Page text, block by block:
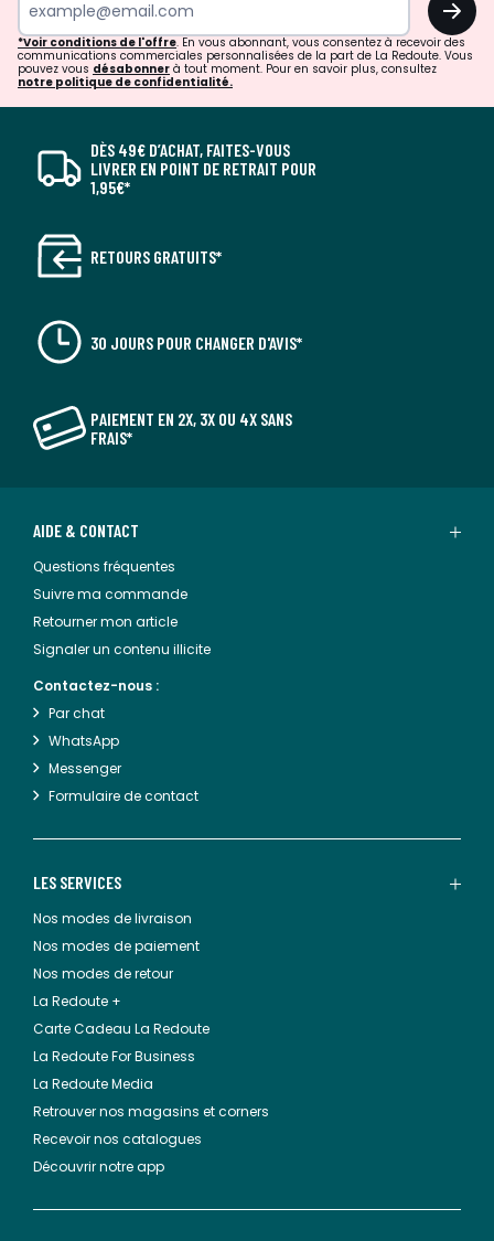
*Voir conditions de l'offre. En vous abonnant, vous consentez à recevoir des
communications commerciales personnalisées de la part de La Redoute. Vous
pouvez vous désabonner à tout moment. Pour en savoir plus, consultez
notre politique de confidentialité.
DÈS 49€ D’ACHAT, FAITES-VOUS
LIVRER EN POINT DE RETRAIT POUR
1,95€*
RETOURS GRATUITS*
30 JOURS POUR CHANGER D'AVIS*
PAIEMENT EN 2X, 3X OU 4X SANS
FRAIS*
AIDE & CONTACT
Questions fréquentes
Suivre ma commande
Retourner mon article
Signaler un contenu illicite
Contactez-nous :
Par chat
WhatsApp
Messenger
Formulaire de contact
LES SERVICES
Nos modes de livraison
Nos modes de paiement
Nos modes de retour
La Redoute +
Carte Cadeau La Redoute
La Redoute For Business
La Redoute Media
Retrouver nos magasins et corners
Recevoir nos catalogues
Découvrir notre app